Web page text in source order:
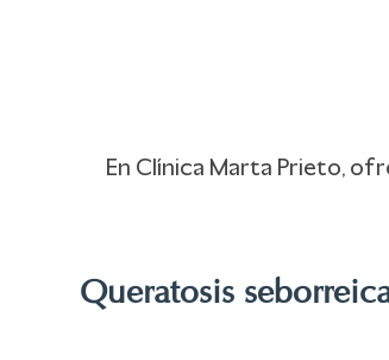
En Clínica Marta Prieto,
Queratosis